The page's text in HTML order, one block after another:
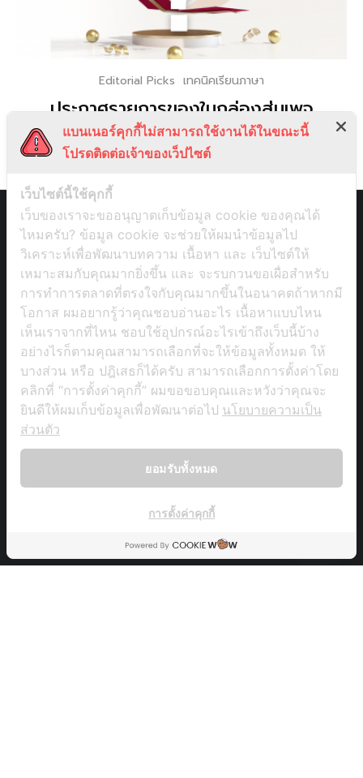
Editorial Picks เทคนิคเรียนภาษา
ประกาศรายการของในกล่องสุ่มเพจ
ภาษาจีน Bhuurich x Tutustory
ฝึกภาษาจีน 30 วัน ซีซั่น 3
CHATY
แบนเนอร์คุกกี้ไม่สามารถใช้งานได้ในขณะนี้
โปรดติดต่อเจ้าของเว็ปไซต์
เว็บไซต์นี้ใช้คุกกี้
เว็บของเราจะขออนุญาตเก็บข้อมูล cookie ของคุณได้
ไหมครับ? ข้อมูล cookie จะช่วยให้ผมนำข้อมูลไป
วิเคราะห์เพื่อพัฒนาบทความ เนื้อหา และ เว็บไซต์ให้
เหมาะสมกับคุณมากยิ่งขึ้น และ จะรบกวนขอเผื่อสำหรับ
การทำการตลาดที่ตรงใจกับคุณมากขึ้นในอนาคตถ้าหากมี
โอกาส ผมอยากรู้ว่าคุณชอบอ่านอะไร เนื้อหาแบบไหน
เห็นเราจากที่ไหน ชอบใช้อุปกรณ์อะไรเข้าถึงเว็บนี้บ้าง
อย่างไรก็ตามคุณสามารถเลือกที่จะให้ข้อมูลทั้งหมด ให้
บางส่วน หรือ ปฎิเสธก็ได้ครับ สามารถเลือกการตั้งค่าโดย
คลิกที่ “การตั้งค่าคุกกี้” ผมขอขอบคุณและหวังว่าคุณจะ
ยินดีให้ผมเก็บข้อมูลเพื่อพัฒนาต่อไป นโยบายความเป็น
ส่วนตัว
ยอมรับทั้งหมด
การตั้งค่าคุกกี้